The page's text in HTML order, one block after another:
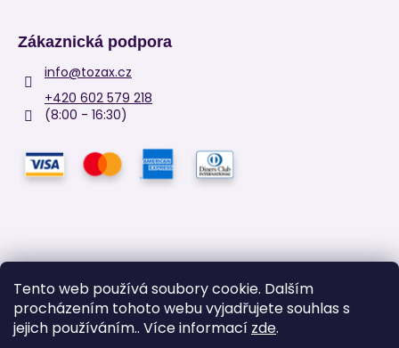
Tento web používá soubory cookie. Dalším
procházením tohoto webu vyjadřujete souhlas s
jejich používáním.. Více informací zde.
Zákaznická podpora
info@tozax.cz
+420 602 579 218
(8:00 - 16:30)
Facebook